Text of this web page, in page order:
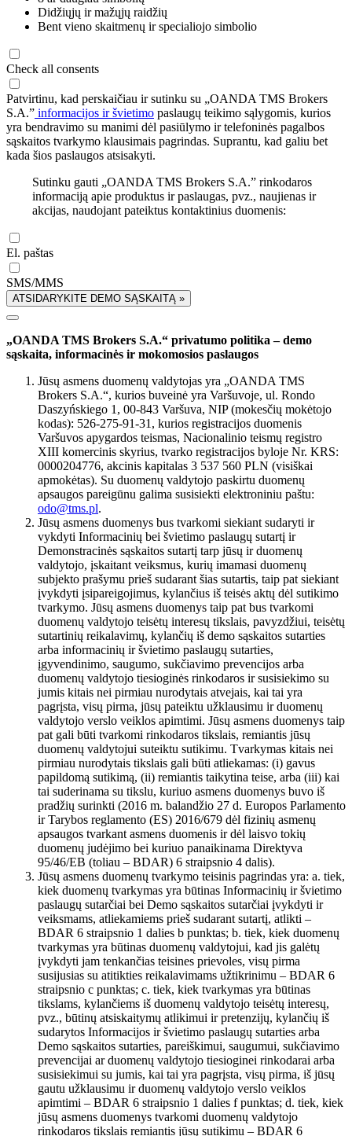
Didžiųjų ir mažųjų raidžių
Bent vieno skaitmenų ir specialiojo simbolio
Check all consents
Patvirtinu, kad perskaičiau ir sutinku su „OANDA TMS Brokers
S.A.” informacijos ir švietimo paslaugų teikimo sąlygomis, kurios
yra bendravimo su manimi dėl pasiūlymo ir telefoninės pagalbos
sąskaitos tvarkymo klausimais pagrindas. Suprantu, kad galiu bet
kada šios paslaugos atsisakyti.
Sutinku gauti „OANDA TMS Brokers S.A.” rinkodaros
informaciją apie produktus ir paslaugas, pvz., naujienas ir
akcijas, naudojant pateiktus kontaktinius duomenis:
El. paštas
SMS/MMS
ATSIDARYKITE DEMO SĄSKAITĄ »
„OANDA TMS Brokers S.A.“ privatumo politika – demo
sąskaita, informacinės ir mokomosios paslaugos
Jūsų asmens duomenų valdytojas yra „OANDA TMS
Brokers S.A.“, kurios buveinė yra Varšuvoje, ul. Rondo
Daszyńskiego 1, 00-843 Varšuva, NIP (mokesčių mokėtojo
kodas): 526-275-91-31, kurios registracijos duomenis
Varšuvos apygardos teismas, Nacionalinio teismų registro
XIII komercinis skyrius, tvarko registracijos byloje Nr. KRS:
0000204776, akcinis kapitalas 3 537 560 PLN (visiškai
apmokėtas). Su duomenų valdytojo paskirtu duomenų
apsaugos pareigūnu galima susisiekti elektroniniu paštu:
odo@tms.pl.
Jūsų asmens duomenys bus tvarkomi siekiant sudaryti ir
vykdyti Informacinių bei švietimo paslaugų sutartį ir
Demonstracinės sąskaitos sutartį tarp jūsų ir duomenų
valdytojo, įskaitant veiksmus, kurių imamasi duomenų
subjekto prašymu prieš sudarant šias sutartis, taip pat siekiant
įvykdyti įsipareigojimus, kylančius iš teisės aktų dėl sutikimo
tvarkymo. Jūsų asmens duomenys taip pat bus tvarkomi
duomenų valdytojo teisėtų interesų tikslais, pavyzdžiui, teisėtų
sutartinių reikalavimų, kylančių iš demo sąskaitos sutarties
arba informacinių ir švietimo paslaugų sutarties,
įgyvendinimo, saugumo, sukčiavimo prevencijos arba
duomenų valdytojo tiesioginės rinkodaros ir susisiekimo su
jumis kitais nei pirmiau nurodytais atvejais, kai tai yra
pagrįsta, visų pirma, jūsų pateiktu užklausimu ir duomenų
valdytojo verslo veiklos apimtimi. Jūsų asmens duomenys taip
pat gali būti tvarkomi rinkodaros tikslais, remiantis jūsų
duomenų valdytojui suteiktu sutikimu. Tvarkymas kitais nei
pirmiau nurodytais tikslais gali būti atliekamas: (i) gavus
papildomą sutikimą, (ii) remiantis taikytina teise, arba (iii) kai
tai suderinama su tikslu, kuriuo asmens duomenys buvo iš
pradžių surinkti (2016 m. balandžio 27 d. Europos Parlamento
ir Tarybos reglamento (ES) 2016/679 dėl fizinių asmenų
apsaugos tvarkant asmens duomenis ir dėl laisvo tokių
duomenų judėjimo bei kuriuo panaikinama Direktyva
95/46/EB (toliau – BDAR) 6 straipsnio 4 dalis).
Jūsų asmens duomenų tvarkymo teisinis pagrindas yra: a. tiek,
kiek duomenų tvarkymas yra būtinas Informacinių ir švietimo
paslaugų sutarčiai bei Demo sąskaitos sutarčiai įvykdyti ir
veiksmams, atliekamiems prieš sudarant sutartį, atlikti –
BDAR 6 straipsnio 1 dalies b punktas; b. tiek, kiek duomenų
tvarkymas yra būtinas duomenų valdytojui, kad jis galėtų
įvykdyti jam tenkančias teisines prievoles, visų pirma
susijusias su atitikties reikalavimams užtikrinimu – BDAR 6
straipsnio c punktas; c. tiek, kiek tvarkymas yra būtinas
tikslams, kylančiems iš duomenų valdytojo teisėtų interesų,
pvz., būtinų atsiskaitymų atlikimui ir pretenzijų, kylančių iš
sudarytos Informacijos ir švietimo paslaugų sutarties arba
Demo sąskaitos sutarties, pareiškimui, saugumui, sukčiavimo
prevencijai ar duomenų valdytojo tiesioginei rinkodarai arba
susisiekimui su jumis, kai tai yra pagrįsta, visų pirma, iš jūsų
gautu užklausimu ir duomenų valdytojo verslo veiklos
apimtimi – BDAR 6 straipsnio 1 dalies f punktas; d. tiek, kiek
jūsų asmens duomenys tvarkomi duomenų valdytojo
rinkodaros tikslais remiantis jūsų sutikimu – BDAR 6